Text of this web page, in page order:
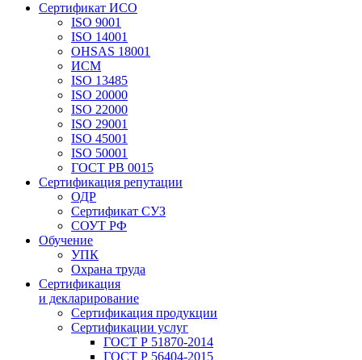
Сертификат ИСО
ISO 9001
ISO 14001
OHSAS 18001
ИСМ
ISO 13485
ISO 20000
ISO 22000
ISO 29001
ISO 45001
ISO 50001
ГОСТ РВ 0015
Сертификация репутации
ОДР
Сертификат СУЗ
СОУТ РФ
Обучение
УПК
Охрана труда
Сертификация
и декларирование
Сертификация продукции
Сертификации услуг
ГОСТ Р 51870-2014
ГОСТ Р 56404-2015